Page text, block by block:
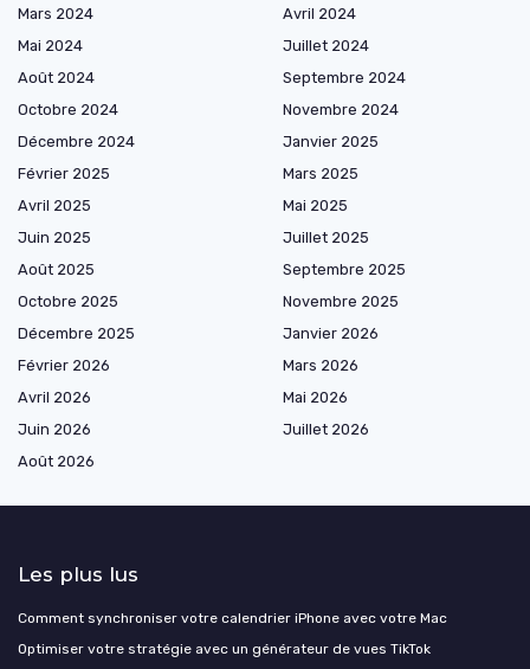
Mars 2024
Avril 2024
Mai 2024
Juillet 2024
Août 2024
Septembre 2024
Octobre 2024
Novembre 2024
Décembre 2024
Janvier 2025
Février 2025
Mars 2025
Avril 2025
Mai 2025
Juin 2025
Juillet 2025
Août 2025
Septembre 2025
Octobre 2025
Novembre 2025
Décembre 2025
Janvier 2026
Février 2026
Mars 2026
Avril 2026
Mai 2026
Juin 2026
Juillet 2026
Août 2026
Les plus lus
Comment synchroniser votre calendrier iPhone avec votre Mac
Optimiser votre stratégie avec un générateur de vues TikTok